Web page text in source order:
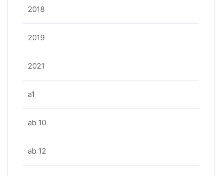
2018
2019
2021
a1
ab 10
ab 12